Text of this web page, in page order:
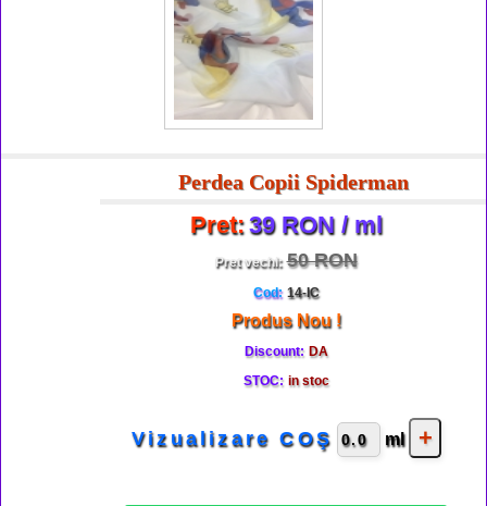
Perdea Copii Spiderman
Pret:39 RON / ml
Pret vechi: 50 RON
Cod: 14-IC
Produs Nou !
Discount: DA
STOC: in stoc
Vizualizare COŞ ml